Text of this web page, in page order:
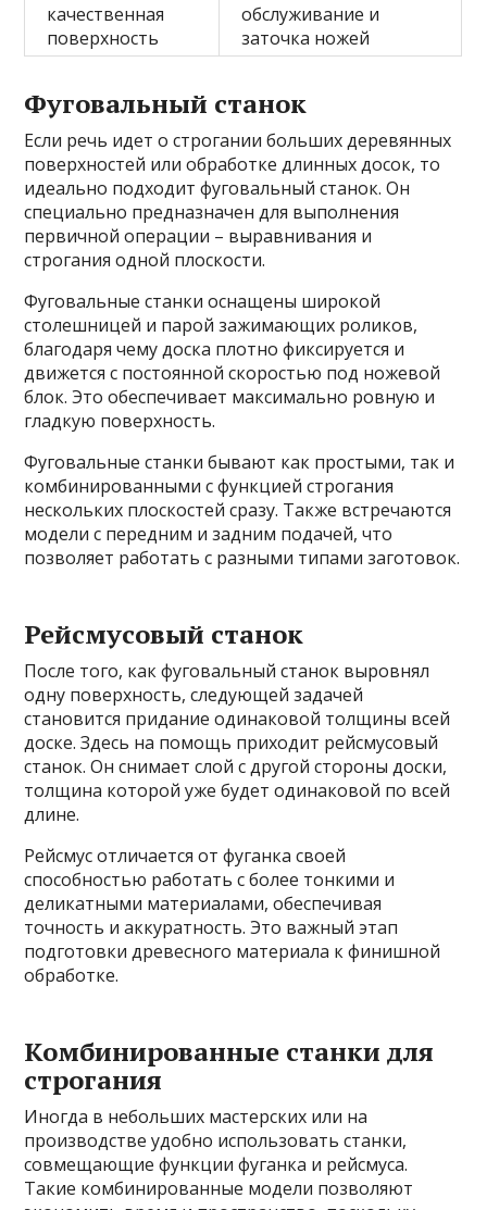
качественная
поверхность
обслуживание и
заточка ножей
Фуговальный станок
Если речь идет о строгании больших деревянных
поверхностей или обработке длинных досок, то
идеально подходит фуговальный станок. Он
специально предназначен для выполнения
первичной операции – выравнивания и
строгания одной плоскости.
Фуговальные станки оснащены широкой
столешницей и парой зажимающих роликов,
благодаря чему доска плотно фиксируется и
движется с постоянной скоростью под ножевой
блок. Это обеспечивает максимально ровную и
гладкую поверхность.
Фуговальные станки бывают как простыми, так и
комбинированными с функцией строгания
нескольких плоскостей сразу. Также встречаются
модели с передним и задним подачей, что
позволяет работать с разными типами заготовок.
Рейсмусовый станок
После того, как фуговальный станок выровнял
одну поверхность, следующей задачей
становится придание одинаковой толщины всей
доске. Здесь на помощь приходит рейсмусовый
станок. Он снимает слой с другой стороны доски,
толщина которой уже будет одинаковой по всей
длине.
Рейсмус отличается от фуганка своей
способностью работать с более тонкими и
деликатными материалами, обеспечивая
точность и аккуратность. Это важный этап
подготовки древесного материала к финишной
обработке.
Комбинированные станки для
строгания
Иногда в небольших мастерских или на
производстве удобно использовать станки,
совмещающие функции фуганка и рейсмуса.
Такие комбинированные модели позволяют